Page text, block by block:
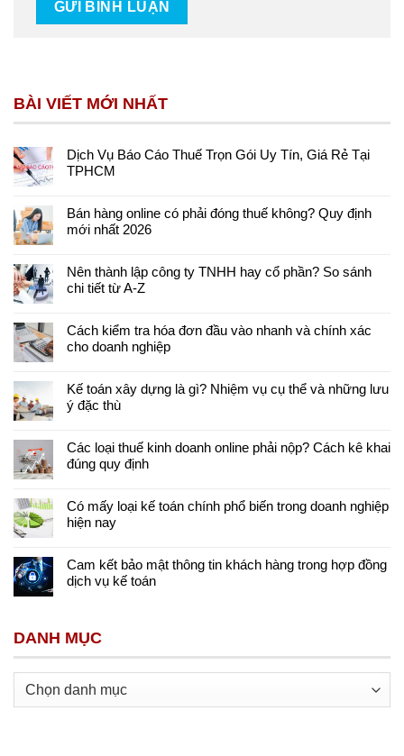
BÀI VIẾT MỚI NHẤT
Dịch Vụ Báo Cáo Thuế Trọn Gói Uy Tín, Giá Rẻ Tại
TPHCM
Bán hàng online có phải đóng thuế không? Quy định
mới nhất 2026
Nên thành lập công ty TNHH hay cổ phần? So sánh
chi tiết từ A-Z
Cách kiểm tra hóa đơn đầu vào nhanh và chính xác
cho doanh nghiệp
Kế toán xây dựng là gì? Nhiệm vụ cụ thể và những lưu
ý đặc thù
Các loại thuế kinh doanh online phải nộp? Cách kê khai
đúng quy định
Có mấy loại kế toán chính phổ biến trong doanh nghiệp
hiện nay
Cam kết bảo mật thông tin khách hàng trong hợp đồng
dịch vụ kế toán
DANH MỤC
Danh